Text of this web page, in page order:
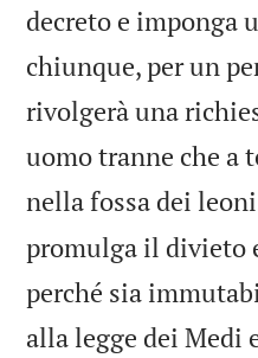
decreto e imponga
chiunque, per un
rivolgerà una
uomo tranne che a
nella fossa dei
promulga il divieto
perché sia
alla legge dei Medi